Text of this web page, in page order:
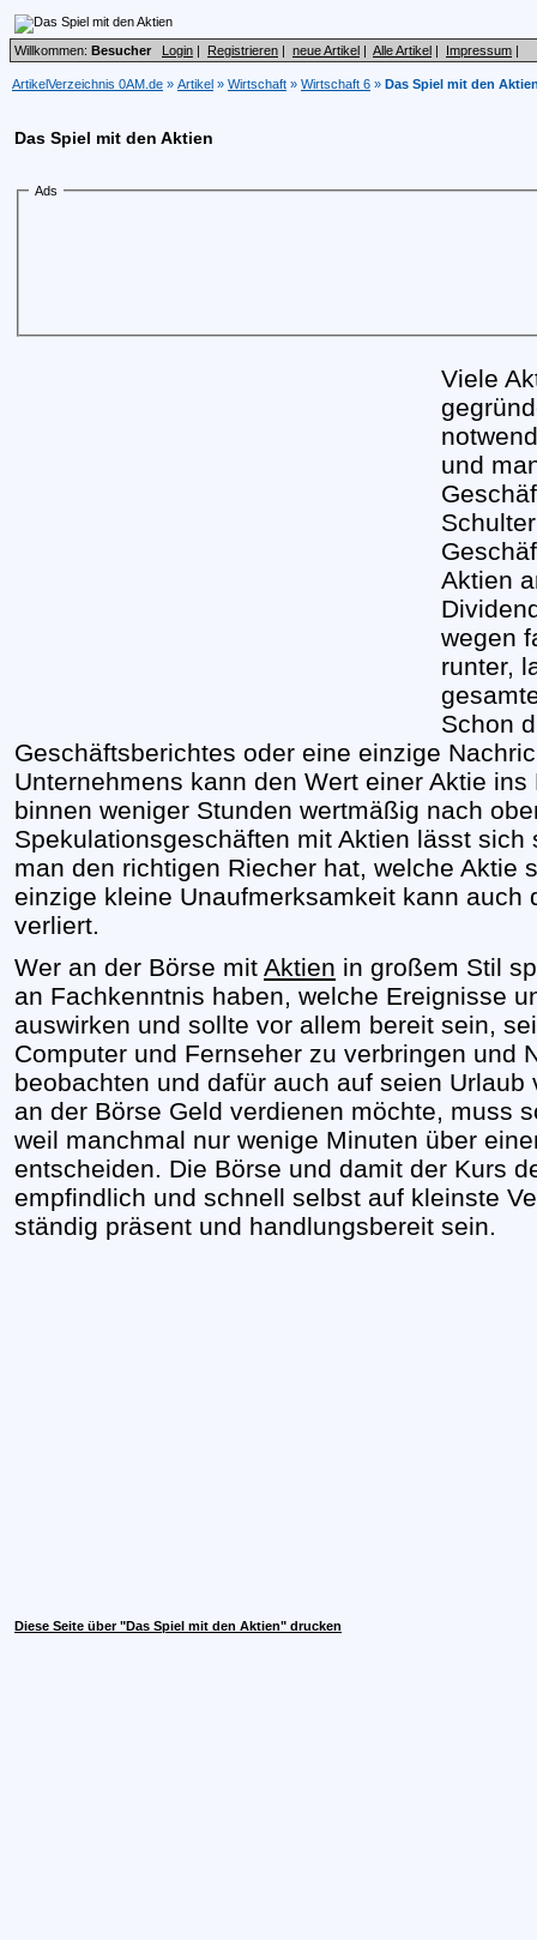
Willkommen: Besucher Login | Registrieren | neue Artikel | Alle Artikel | Impressum |
ArtikelVerzeichnis 0AM.de » Artikel » Wirtschaft » Wirtschaft 6 » Das Spiel mit den
Das Spiel mit den Aktien
Ads
Viele
und
Aktien
wegen
runter,
Schon
Geschäftsberichtes oder eine einzige
Unternehmens kann den Wert einer Aktie
binnen weniger Stunden wertmäßig nach
Spekulationsgeschäften mit Aktien lässt
man den richtigen Riecher hat, welche Aktie
einzige kleine Unaufmerksamkeit kann auch
verliert.
Wer an der Börse mit Aktien in großem Stil
an Fachkenntnis haben, welche Ereignisse
auswirken und sollte vor allem bereit sein,
Computer und Fernseher zu verbringen und
beobachten und dafür auch auf seien
an der Börse Geld verdienen möchte, muss
weil manchmal nur wenige Minuten über
entscheiden. Die Börse und damit der Kurs
empfindlich und schnell selbst auf kleinste
ständig präsent und handlungsbereit sein.
Diese Seite über "Das Spiel mit den Aktien" drucken